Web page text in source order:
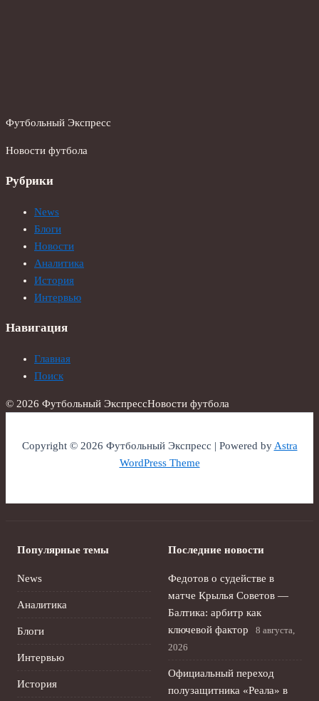
Футбольный Экспресс
Новости футбола
Рубрики
News
Блоги
Новости
Аналитика
История
Интервью
Навигация
Главная
Поиск
© 2026 Футбольный ЭкспрессНовости футбола
Copyright © 2026 Футбольный Экспресс | Powered byAstra
WordPress Theme
Популярные темы
News
Аналитика
Блоги
Интервью
История
Последние новости
Федотов о судействе в
матче Крылья Советов —
Балтика: арбитр как
ключевой фактор
8 августа,
2026
Официальный переход
полузащитника «Реала» в